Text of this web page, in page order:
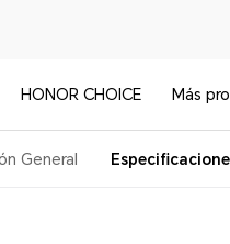
HONOR CHOICE Más
General